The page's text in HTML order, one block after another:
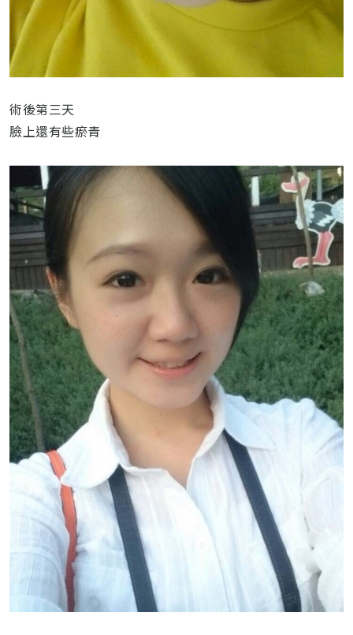
術後第三天
臉上還有些瘀青